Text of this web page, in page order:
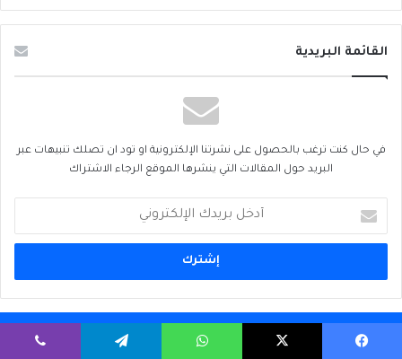
القائمة البريدية
في حال كنت ترغب بالحصول على نشرتنا الإلكترونية او تود ان تصلك تنبيهات عبر
البريد حول المقالات التي ينشرها الموقع الرجاء الاشتراك
بريدك
الإلكتروني
أحوال الطقس